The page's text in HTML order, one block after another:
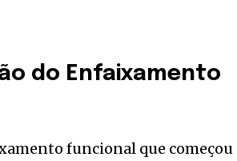
do Enfaixamento
funcional que começou